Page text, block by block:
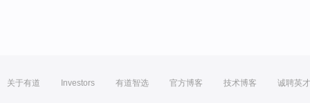
关于有道 Investors 有道智选 官方博客 技术博客 诚聘英才